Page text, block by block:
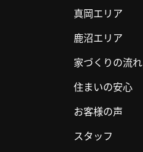
真岡エリア
鹿沼エリア
家づくりの流れ
住まいの安心
お客様の声
スタッフ